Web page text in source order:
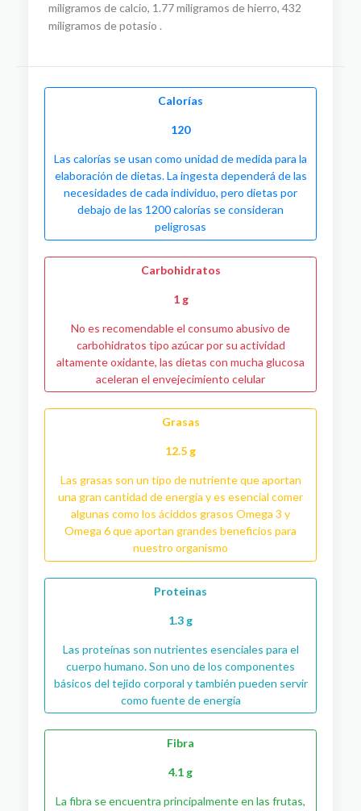
miligramos de calcio, 1.77 miligramos de hierro, 432
miligramos de potasio .
Calorías
120
Las calorías se usan como unidad de medida para la
elaboración de dietas. La ingesta dependerá de las
necesidades de cada individuo, pero dietas por
debajo de las 1200 calorías se consideran
peligrosas
Carbohidratos
1 g
No es recomendable el consumo abusivo de
carbohidratos tipo azúcar por su actividad
altamente oxidante, las dietas con mucha glucosa
aceleran el envejecimiento celular
Grasas
12.5 g
Las grasas son un tipo de nutriente que aportan
una gran cantidad de energía y es esencial comer
algunas como los áciddos grasos Omega 3 y
Omega 6 que aportan grandes beneficios para
nuestro organismo
Proteinas
1.3 g
Las proteínas son nutrientes esenciales para el
cuerpo humano. Son uno de los componentes
básicos del tejido corporal y también pueden servir
como fuente de energía
Fibra
4.1 g
La fibra se encuentra principalmente en las frutas,